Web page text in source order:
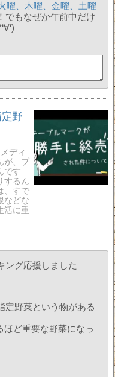
曜、木曜、金曜、土曜
でもなぜか午前中だけ
野
ディ
が、ブ
です
するん
、すで
などな
活に重
ング応援しました
定野菜という物がある
ほど重要な野菜になっ